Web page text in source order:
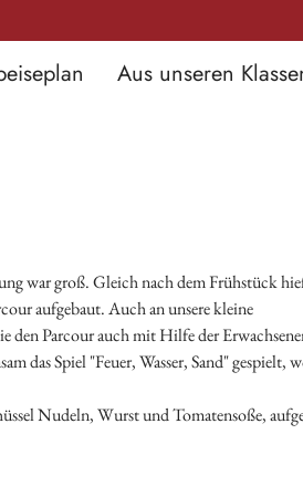
Aus unseren
war groß. Gleich nach dem Frühstück
aufgebaut. Auch an unsere kleine
den Parcour auch mit Hilfe der
das Spiel "Feuer, Wasser, Sand" gespielt,
Nudeln, Wurst und Tomatensoße,